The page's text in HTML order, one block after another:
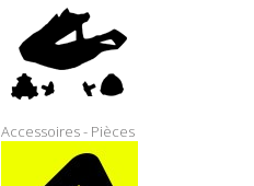
Accessoires - Pièces